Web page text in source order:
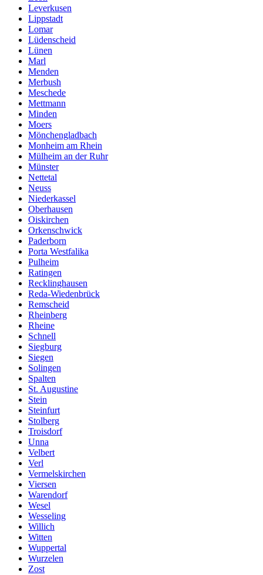
Leverkusen
Lippstadt
Lomar
Lüdenscheid
Lünen
Marl
Menden
Merbush
Meschede
Mettmann
Minden
Moers
Mönchengladbach
Monheim am Rhein
Mülheim an der Ruhr
Münster
Nettetal
Neuss
Niederkassel
Oberhausen
Oiskirchen
Orkenschwick
Paderborn
Porta Westfalika
Pulheim
Ratingen
Recklinghausen
Reda-Wiedenbrück
Remscheid
Rheinberg
Rheine
Schnell
Siegburg
Siegen
Solingen
Spalten
St. Augustine
Stein
Steinfurt
Stolberg
Troisdorf
Unna
Velbert
Verl
Vermelskirchen
Viersen
Warendorf
Wesel
Wesseling
Willich
Witten
Wuppertal
Wurzelen
Zost